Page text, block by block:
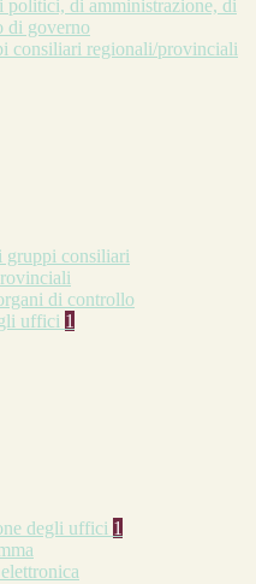
politici, di amministrazione, di
di governo
consiliari regionali/provinciali
gruppi consiliari
di controllo
uffici 1
degli uffici 1